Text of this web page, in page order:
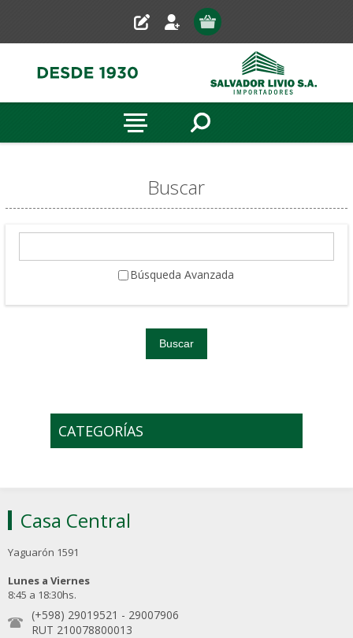
Buscar
Búsqueda Avanzada
CATEGORÍAS
Casa Central
Yaguarón 1591
Lunes a Viernes
8:45 a 18:30hs.
(+598) 29019521 - 29007906
RUT 210078800013